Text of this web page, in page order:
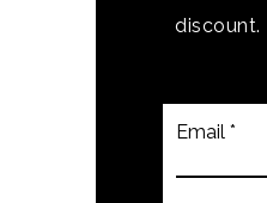
discount.
Email